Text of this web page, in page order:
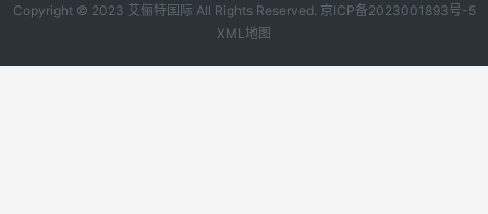
Copyright © 2023 艾俪特国际 All Rights Reserved. 京ICP备2023001893号-5
XML地图